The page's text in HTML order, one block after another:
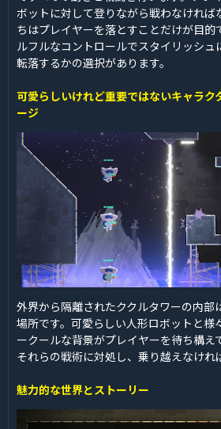
ボットに対して登りながら戦わなければ
ちはプレイヤーを落とすことだけが目的
ルフルなコントロールでスタイリッシュ
転落するかの選択があります。
可愛らしいけれど重要ではないキャラク
ージ
外界から隔離されたククルタワーの内部
場所です。可愛らしい人形ロボットと様
ークールな背景がプレイヤーを待ち構え
それらの戦術に対処し、乗り越えなけれ
魅力的な世界とストーリー